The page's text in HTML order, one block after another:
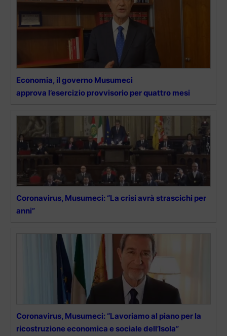
Economia, il governo Musumeci
approva l’esercizio provvisorio per quattro mesi
Coronavirus, Musumeci: “La crisi avrà strascichi per
anni”
Coronavirus, Musumeci: “Lavoriamo al piano per la
ricostruzione economica e sociale dell’Isola”